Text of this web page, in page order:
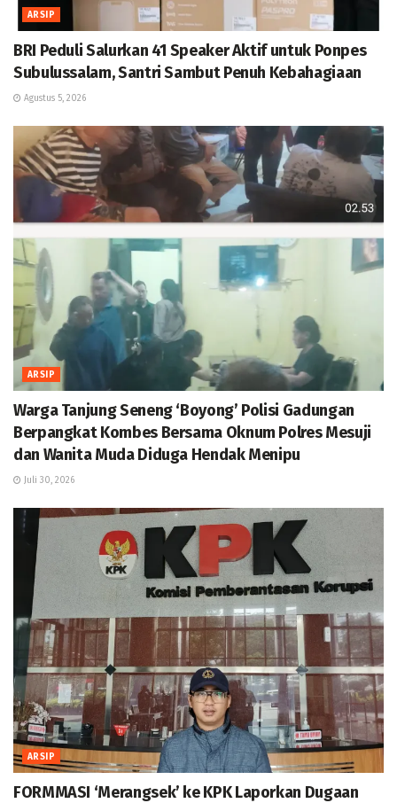
ARSIP
BRI Peduli Salurkan 41 Speaker Aktif untuk Ponpes
Subulussalam, Santri Sambut Penuh Kebahagiaan
Agustus 5, 2026
ARSIP
Warga Tanjung Seneng ‘Boyong’ Polisi Gadungan
Berpangkat Kombes Bersama Oknum Polres Mesuji
dan Wanita Muda Diduga Hendak Menipu
Juli 30, 2026
ARSIP
FORMMASI ‘Merangsek’ ke KPK Laporkan Dugaan